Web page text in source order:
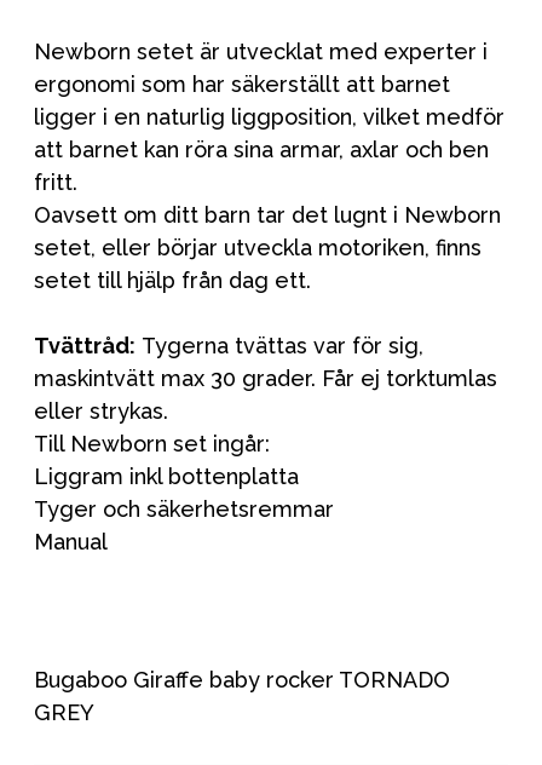
Newborn setet är utvecklat med experter i
ergonomi som har säkerställt att barnet
ligger i en naturlig liggposition, vilket medför
att barnet kan röra sina armar, axlar och ben
fritt.
Oavsett om ditt barn tar det lugnt i Newborn
setet, eller börjar utveckla motoriken, finns
setet till hjälp från dag ett.
Tvättråd: Tygerna tvättas var för sig,
maskintvätt max 30 grader. Får ej torktumlas
eller strykas.
Till Newborn set ingår:
Liggram inkl bottenplatta
Tyger och säkerhetsremmar
Manual
Bugaboo Giraffe baby rocker TORNADO
GREY